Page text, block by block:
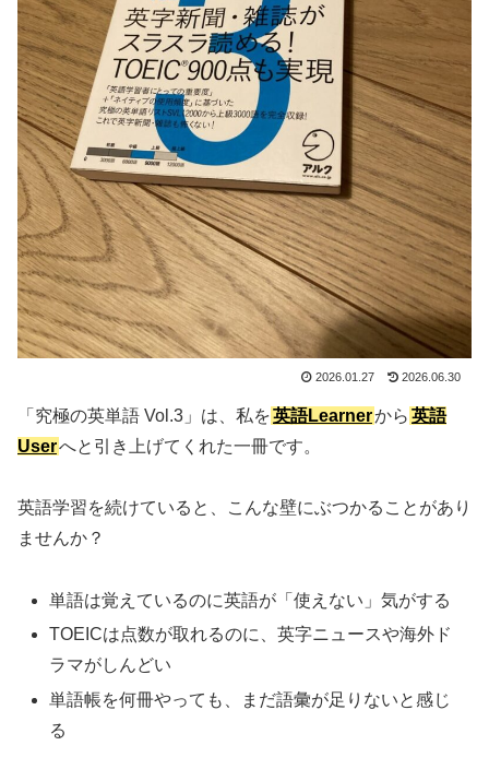
2026.01.27 2026.06.30
「究極の英単語 Vol.3」は、私を英語Learnerから 英語
Userへと引き上げてくれた一冊です。
英語学習を続けていると、こんな壁にぶつかることがあり
ませんか？
単語は覚えているのに英語が「使えない」気がする
TOEICは点数が取れるのに、英字ニュースや海外ド
ラマがしんどい
単語帳を何冊やっても、まだ語彙が足りないと感じ
る